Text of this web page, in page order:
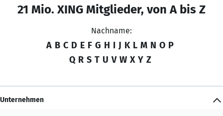
21 Mio. XING Mitglieder, von A bis Z
Nachname:
A B C D E F G H I J K L M N O P
Q R S T U V W X Y Z
Unternehmen